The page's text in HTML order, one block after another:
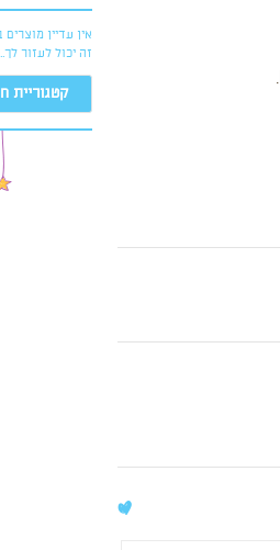
אין עדיין
זה יכול לעזור
קטגוריית